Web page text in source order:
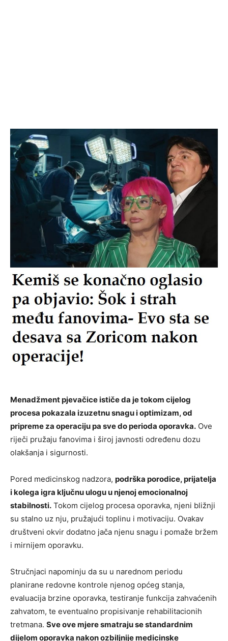
Menadžment pjevačice ističe da je tokom cijelog
procesa pokazala izuzetnu snagu i optimizam, od
pripreme za operaciju pa sve do perioda oporavka. Ove
riječi pružaju fanovima i široj javnosti određenu dozu
olakšanja i sigurnosti.
Pored medicinskog nadzora, podrška porodice, prijatelja
i kolega igra ključnu ulogu u njenoj emocionalnoj
stabilnosti. Tokom cijelog procesa oporavka, njeni bližnji
su stalno uz nju, pružajući toplinu i motivaciju. Ovakav
društveni okvir dodatno jača njenu snagu i pomaže bržem
i mirnijem oporavku.
Stručnjaci napominju da su u narednom periodu
planirane redovne kontrole njenog općeg stanja,
evaluacija brzine oporavka, testiranje funkcija zahvaćenih
zahvatom, te eventualno propisivanje rehabilitacionih
tretmana. Sve ove mjere smatraju se standardnim
dijelom oporavka nakon ozbiljnije medicinske